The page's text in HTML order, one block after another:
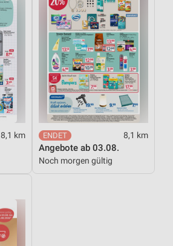
8,1 km 8,1 km
Angebote ab 03.08.
Noch morgen gültig